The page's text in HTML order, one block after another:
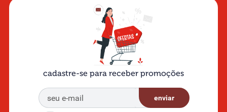
cadastre-se para receber promoções
enviar